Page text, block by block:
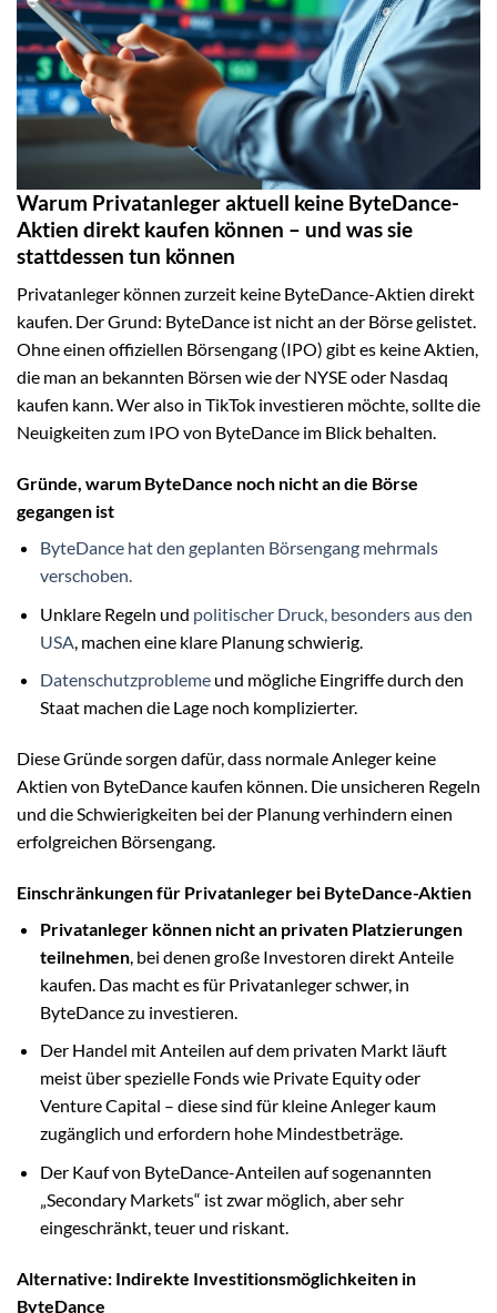
Warum Privatanleger aktuell keine ByteDance-
Aktien direkt kaufen können – und was sie
stattdessen tun können
Privatanleger können zurzeit keine ByteDance-Aktien direkt
kaufen. Der Grund: ByteDance ist nicht an der Börse gelistet.
Ohne einen offiziellen Börsengang (IPO) gibt es keine Aktien,
die man an bekannten Börsen wie der NYSE oder Nasdaq
kaufen kann. Wer also in TikTok investieren möchte, sollte die
Neuigkeiten zum IPO von ByteDance im Blick behalten.
Gründe, warum ByteDance noch nicht an die Börse
gegangen ist
ByteDance hat den geplanten Börsengang mehrmals
verschoben.
Unklare Regeln und politischer Druck, besonders aus den
USA , machen eine klare Planung schwierig.
Datenschutzproblemeund mögliche Eingriffe durch den
Staat machen die Lage noch komplizierter.
Diese Gründe sorgen dafür, dass normale Anleger keine
Aktien von ByteDance kaufen können. Die unsicheren Regeln
und die Schwierigkeiten bei der Planung verhindern einen
erfolgreichen Börsengang.
Einschränkungen für Privatanleger bei ByteDance-Aktien
Privatanleger können nicht an privaten Platzierungen
teilnehmen, bei denen große Investoren direkt Anteile
kaufen. Das macht es für Privatanleger schwer, in
ByteDance zu investieren.
Der Handel mit Anteilen auf dem privaten Markt läuft
meist über spezielle Fonds wie Private Equity oder
Venture Capital – diese sind für kleine Anleger kaum
zugänglich und erfordern hohe Mindestbeträge.
Der Kauf von ByteDance-Anteilen auf sogenannten
„Secondary Markets“ ist zwar möglich, aber sehr
eingeschränkt, teuer und riskant.
Alternative: Indirekte Investitionsmöglichkeiten in
ByteDance